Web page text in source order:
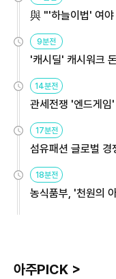
與 "'하늘이법' 여
9분전
'캐시딜' 캐시워크
14분전
관세전쟁 '엔드게
17분전
섬유패션 글로벌
18분전
농식품부, '천원의
아주PICK >